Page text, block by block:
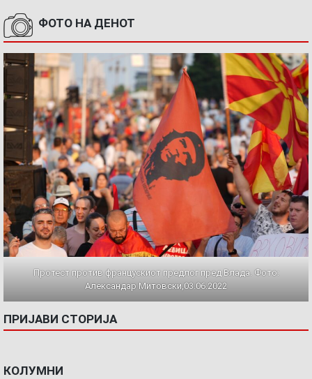
ФОТО НА ДЕНОТ
Протест против францускиот предлог пред Влада. Фото:
Александар Митовски,03.06.2022
ПРИЈАВИ СТОРИЈА
КОЛУМНИ